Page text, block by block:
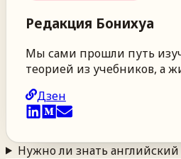
Редакция Бонихуа
Мы сами прошли путь
теорией из учебников, а
Дзен
Нужно ли знать английский